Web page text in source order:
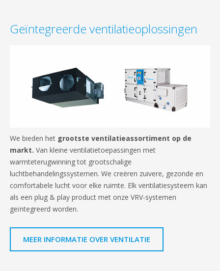
Geïntegreerde ventilatieoplossingen
We bieden het grootste ventilatieassortiment op de
markt. Van kleine ventilatietoepassingen met
warmteterugwinning tot grootschalige
luchtbehandelingssystemen. We creëren zuivere, gezonde en
comfortabele lucht voor elke ruimte. Elk ventilatiesysteem kan
als een plug & play product met onze VRV-systemen
geïntegreerd worden.
MEER INFORMATIE OVER VENTILATIE